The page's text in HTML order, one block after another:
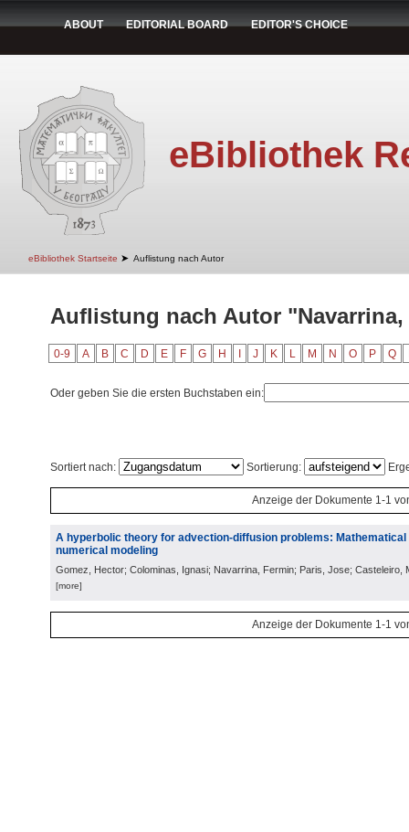
ABOUT EDITORIAL BOARD EDITOR'S CHOICE
eBibliothek
eBibliothek Startseite ➤ Auflistung nach Autor
Auflistung nach Autor
0-9 A B C D E F G H J K L M N O P Q
Oder geben Sie die ersten Buchstaben ein:
Sortiert nach: Sortierung:
Anzeige der Dokumente 1-1
A hyperbolic theory for advection-diffusion problems: Mathematical
numerical modeling
Gomez, Hector; Colominas, Ignasi; Navarrina, Fermin; Paris, Jose; Casteleiro,
[more]
Anzeige der Dokumente 1-1